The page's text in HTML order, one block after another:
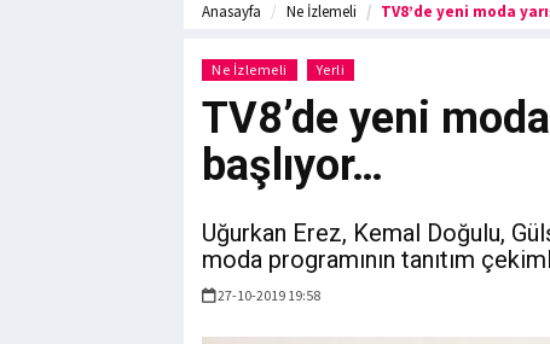
Anasayfa Ne İzlemeli TV8’de yeni moda
Ne İzlemeli Yerli
TV8’de yeni
başlıyor…
Uğurkan Erez, Kemal Doğulu,
moda programının tanıtım
27-10-2019 19:58